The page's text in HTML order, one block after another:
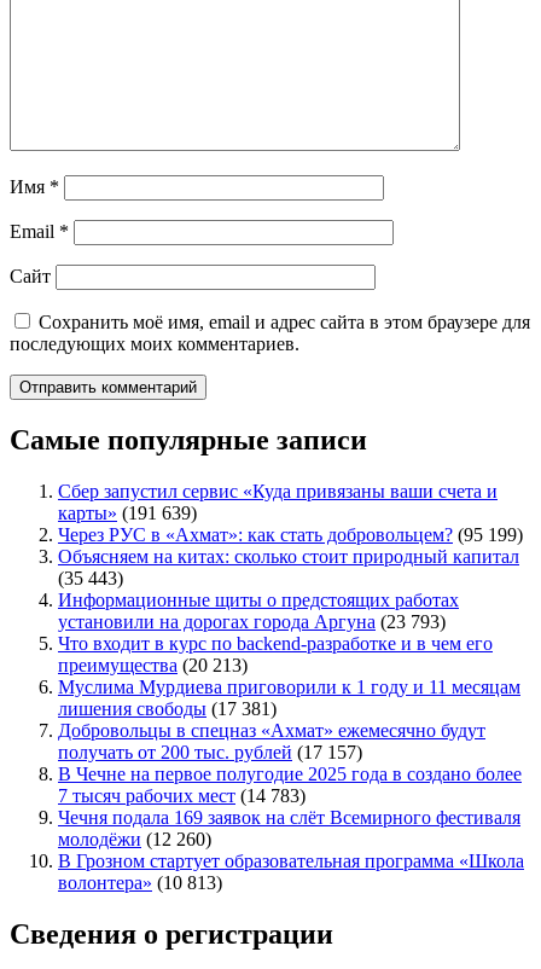
Имя *
Email *
Сайт
Сохранить моё имя, email и адрес сайта в этом браузере для
последующих моих комментариев.
Самые популярные записи
Сбер запустил сервис «Куда привязаны ваши счета и
карты» (191 639)
Через РУС в «Ахмат»: как стать добровольцем? (95 199)
Объясняем на китах: сколько стоит природный капитал
(35 443)
Информационные щиты о предстоящих работах
установили на дорогах города Аргуна (23 793)
Что входит в курс по backend-разработке и в чем его
преимущества (20 213)
Муслима Мурдиева приговорили к 1 году и 11 месяцам
лишения свободы (17 381)
Добровольцы в спецназ «Ахмат» ежемесячно будут
получать от 200 тыс. рублей (17 157)
В Чечне на первое полугодие 2025 года в создано более
7 тысяч рабочих мест (14 783)
Чечня подала 169 заявок на слёт Всемирного фестиваля
молодёжи (12 260)
В Грозном стартует образовательная программа «Школа
волонтера» (10 813)
Сведения о регистрации